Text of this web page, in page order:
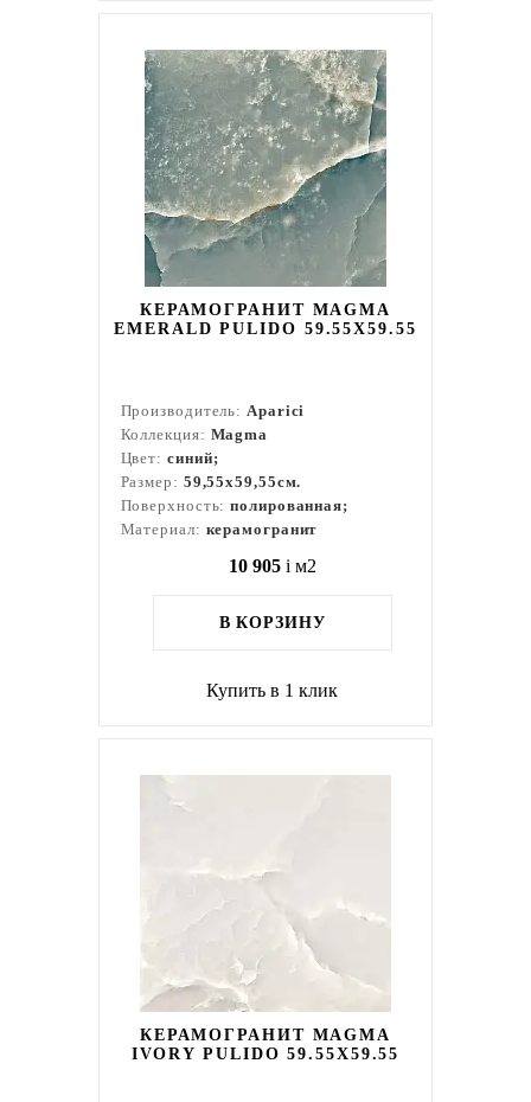
КЕРАМОГРАНИТ MAGMA
EMERALD PULIDO 59.55X59.55
Производитель:Aparici
Коллекция: Magma
Цвет: синий;
Размер: 59,55x59,55см.
Поверхность:полированная;
Материал: керамогранит
10 905 i м2
В КОРЗИНУ
Купить в 1 клик
КЕРАМОГРАНИТ MAGMA
IVORY PULIDO 59.55X59.55